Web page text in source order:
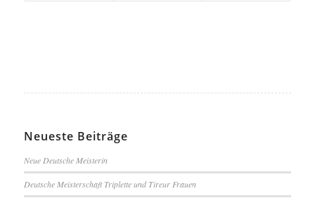
Neueste Beiträge
Neue Deutsche Meisterin
Deutsche Meisterschaft Triplette und Tireur Frauen